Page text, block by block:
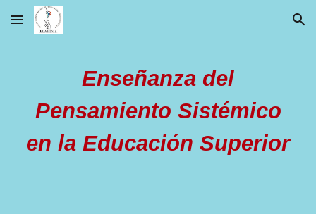
Skip to main content Skip to navigation
Enseñanza del
Pensamiento Sistémico
en la Educación Superior